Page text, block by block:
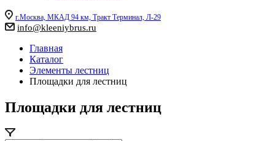
г.Москва, МКАД 94 км, Тракт Терминал, Л-29
info@kleeniybrus.ru
Главная
Каталог
Элементы лестниц
Площадки для лестниц
Площадки для лестниц